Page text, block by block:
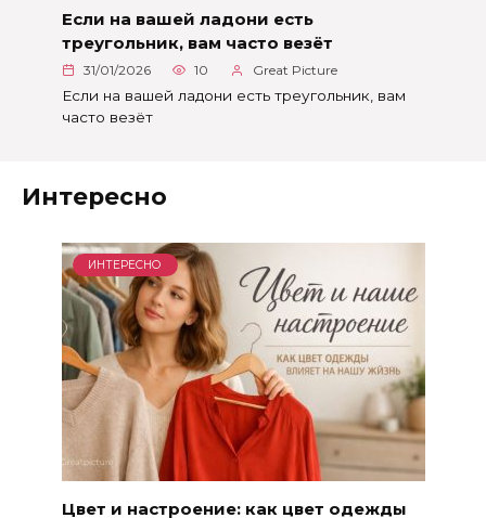
Если на вашей ладони есть
треугольник, вам часто везёт
31/01/2026 10 Great Picture
Если на вашей ладони есть треугольник, вам
часто везёт
Интересно
ИНТЕРЕСНО
Цвет и настроение: как цвет одежды